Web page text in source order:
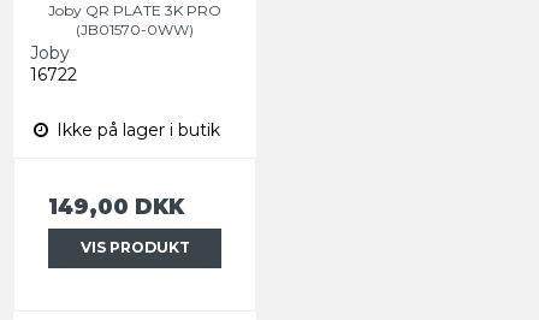
Joby QR PLATE 3K PRO
(JB01570-0WW)
Joby
16722
Ikke på lager i butik
149,00 DKK
VIS PRODUKT